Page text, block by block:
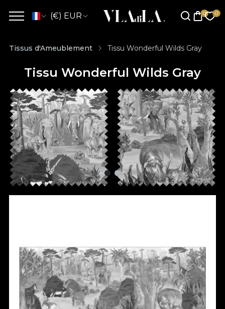
(€) EUR
Tissus d'Ameublement Tissu Wonderful Wilds Gray
Tissu Wonderful Wilds Gray